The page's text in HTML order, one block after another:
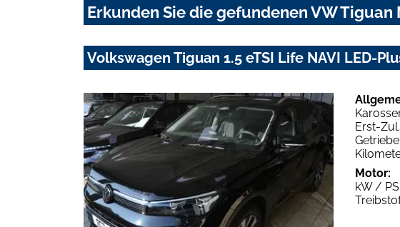
Erkunden Sie die gefundenen VW
Volkswagen Tiguan 1.5 eTSI Life NAVI LED-
Erst-Zul.
Getriebe
Motor:
kW / PS